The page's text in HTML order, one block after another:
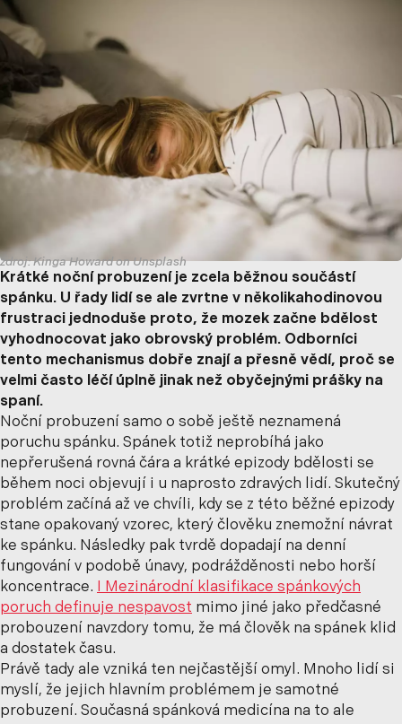
zdroj: Kinga Howard on Unsplash
Krátké noční probuzení je zcela běžnou součástí
spánku. U řady lidí se ale zvrtne v několikahodinovou
frustraci jednoduše proto, že mozek začne bdělost
vyhodnocovat jako obrovský problém. Odborníci
tento mechanismus dobře znají a přesně vědí, proč se
velmi často léčí úplně jinak než obyčejnými prášky na
spaní.
Noční probuzení samo o sobě ještě neznamená
poruchu spánku. Spánek totiž neprobíhá jako
nepřerušená rovná čára a krátké epizody bdělosti se
během noci objevují i u naprosto zdravých lidí. Skutečný
problém začíná až ve chvíli, kdy se z této běžné epizody
stane opakovaný vzorec, který člověku znemožní návrat
ke spánku. Následky pak tvrdě dopadají na denní
fungování v podobě únavy, podrážděnosti nebo horší
koncentrace. I Mezinárodní klasifikace spánkových
poruch definuje nespavost mimo jiné jako předčasné
probouzení navzdory tomu, že má člověk na spánek klid
a dostatek času.
Právě tady ale vzniká ten nejčastější omyl. Mnoho lidí si
myslí, že jejich hlavním problémem je samotné
probuzení. Současná spánková medicína na to ale